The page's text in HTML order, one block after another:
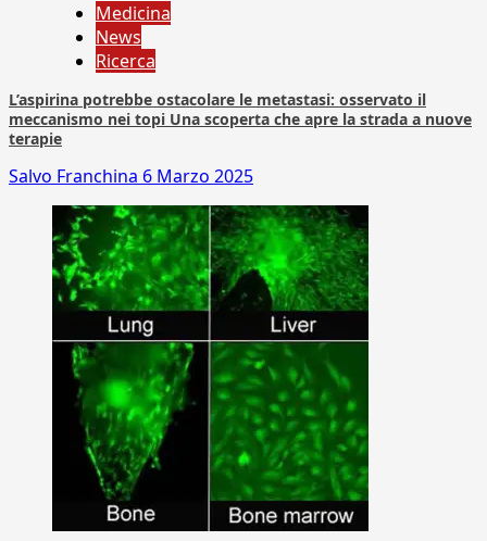
Medicina
News
Ricerca
L’aspirina potrebbe ostacolare le metastasi: osservato il
meccanismo nei topi Una scoperta che apre la strada a nuove
terapie
Salvo Franchina 6 Marzo 2025